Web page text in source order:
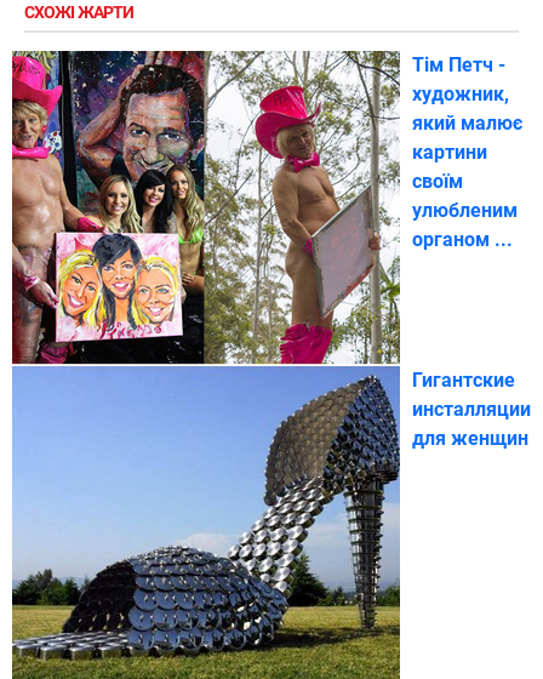
СХОЖІ ЖАРТИ
Тім Петч -
художник,
який малює
картини
своїм
улюбленим
органом ...
Гигантские
инсталляции
для женщин